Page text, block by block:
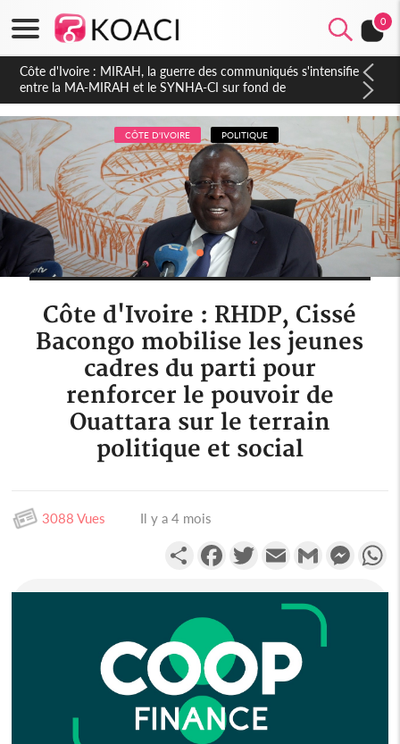
0
Côte d'Ivoire : Indépendance 2026, Thiam plaide pour un
environnement démocratique plus apaisé
CÔTE D'IVOIRE POLITIQUE
Côte d'Ivoire : RHDP, Cissé
Bacongo mobilise les jeunes
cadres du parti pour
renforcer le pouvoir de
Ouattara sur le terrain
politique et social
3088 Vues Il y a 4 mois
PartagerFacebookTwitterEmail Gmail